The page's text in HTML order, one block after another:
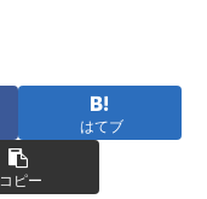
はてブ
コピー